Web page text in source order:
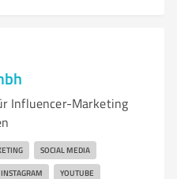
Influencer-Marketing
SOCIAL MEDIA
INSTAGRAM YOUTUBE